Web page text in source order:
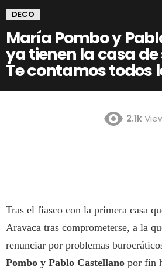
DECO
María Pombo y
ya tienen la casa de
Te contamos todos
2.1k
Tras el fiasco con la primera casa
Aravaca tras comprometerse, a la
renunciar por problemas
Pombo y Pablo Castellano por fin